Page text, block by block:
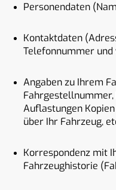
Personendaten
Kontaktdaten
Telefonnummer
Angaben zu Ihrem
Fahrgestellnummer,
Auflastungen
über Ihr Fahrzeug,
Korrespondenz mit
Fahrzeughistorie